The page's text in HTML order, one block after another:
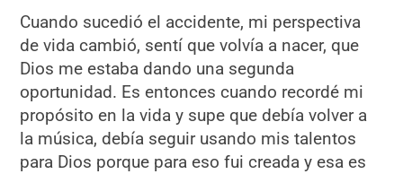
Cuando sucedió el accidente, mi perspectiva
de vida cambió, sentí que volvía a nacer, que
Dios me estaba dando una segunda
oportunidad. Es entonces cuando recordé mi
propósito en la vida y supe que debía volver a
la música, debía seguir usando mis talentos
para Dios porque para eso fui creada y esa es